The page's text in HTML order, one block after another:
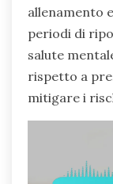
allenamento
periodi di
salute
rispetto a
mitigare i